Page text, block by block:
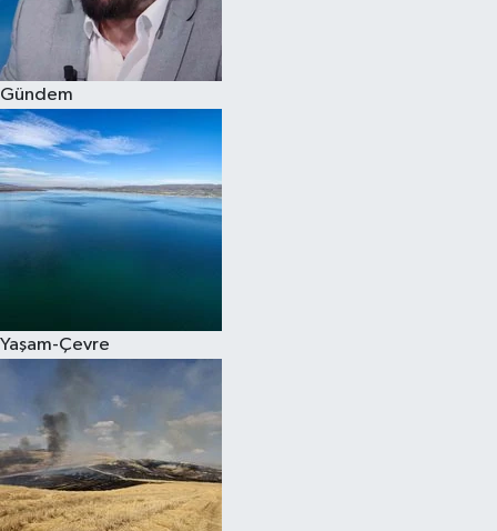
Gündem
Yaşam-Çevre
Spor
Burç Yorumları
Çocuk
Eğitim
Kim kimdir?
Kültür Sanat
Sağlık